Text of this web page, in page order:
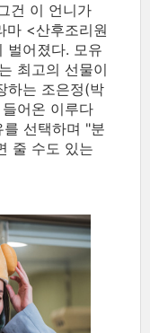
건 이 언니가
마 <산후조리원
벌어졌다. 모유
최고의 선물이
하는 조은정(박
어온 이루다
선택하며 "분
줄 수도 있는